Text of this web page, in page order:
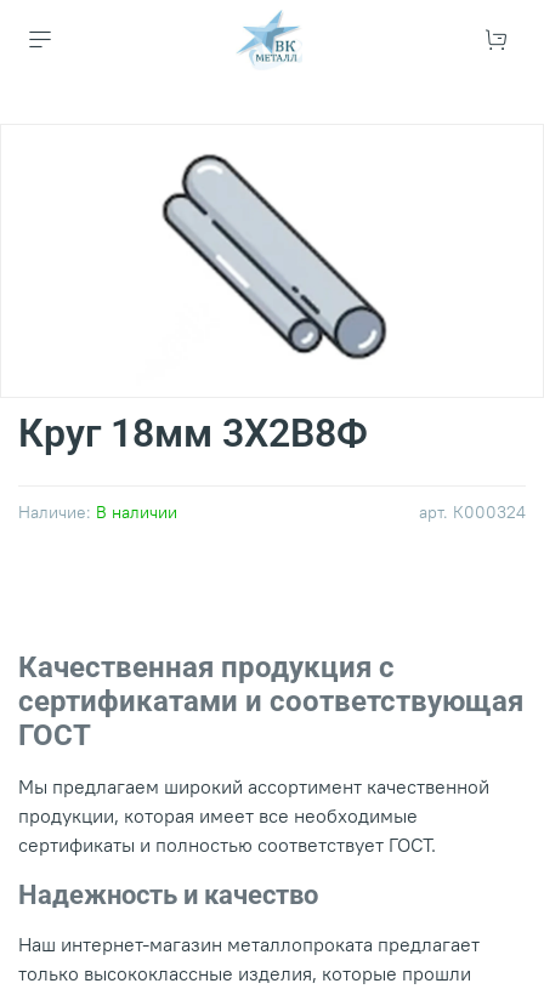
арт. К000324
Наличие: В наличии
Круг 18мм 3Х2В8Ф
Качественная продукция с
сертификатами и соответствующая
ГОСТ
Мы предлагаем широкий ассортимент качественной
продукции, которая имеет все необходимые
сертификаты и полностью соответствует ГОСТ.
Надежность и качество
Наш интернет-магазин металлопроката предлагает
только высококлассные изделия, которые прошли